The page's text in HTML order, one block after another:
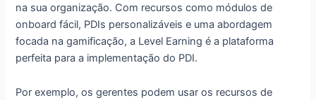
na sua organização. Com recursos como módulos de
onboard fácil, PDIs personalizáveis e uma abordagem
focada na gamificação, a Level Earning é a plataforma
perfeita para a implementação do PDI.
Por exemplo, os gerentes podem usar os recursos de